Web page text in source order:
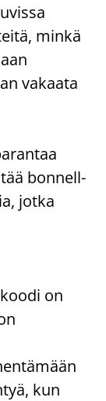
minkä
vakaata
bonnell-
jotka
on
kun